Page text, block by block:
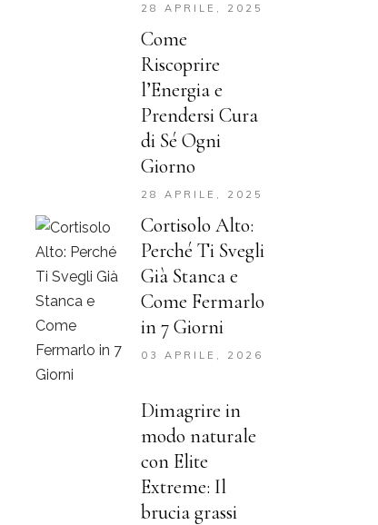
28 APRILE, 2025
Come
Riscoprire
l’Energia e
Prendersi Cura
di Sé Ogni
Giorno
28 APRILE, 2025
Cortisolo Alto:
Perché Ti Svegli
Già Stanca e
Come Fermarlo
in 7 Giorni
03 APRILE, 2026
Dimagrire in
modo naturale
con Elite
Extreme: Il
brucia grassi